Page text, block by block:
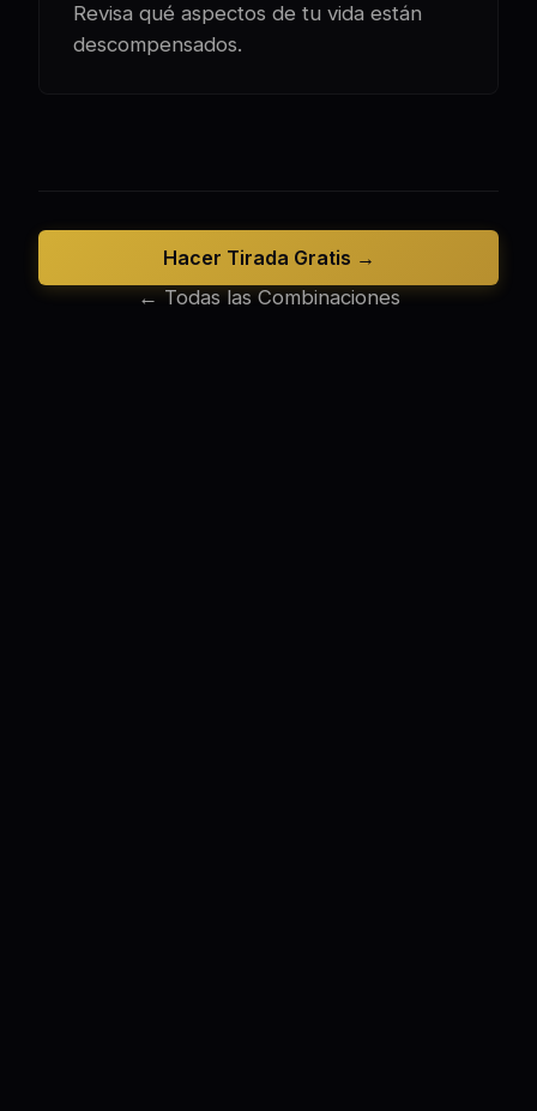
Revisa qué aspectos de tu vida están
descompensados.
← Todas las Combinaciones
Hacer Tirada Gratis →